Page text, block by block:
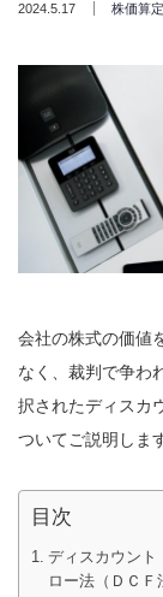
2024.5.17 株価算
会社の株式の価値
なく、裁判で争わ
択されたディスカ
ついてご説明しま
目次
ディスカウント
ロー法（ＤＣＦ